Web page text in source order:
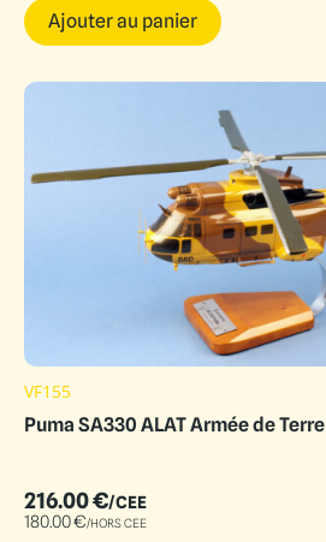
Ajouter au panier
VF155
Puma SA330 ALAT Armée de Terre
216.00€/CEE
180.00€/HORS CEE